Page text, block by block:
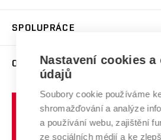
Celoživotní vzdělávání
E-přihláška
Harmonogram akademického roku
Závěrečné práce
Doktorské studium
Zpracování osobních údajů studentů
Sociální bezpečí
Studium bez bariér
Podpora podnikání
Mezinárodní vědecká rada
Systém zajišťování kvality výzkumu
Výzkumné infrastruktury
Transfer znalostí
SPOLUPRÁCE
Zahraniční spolupráce
Spolupráce se školami
Služby univerzity
Mezinárodní dohody
O UNIVERZITĚ
Profil univerzity
Udržitelná univerzita
Podnikavá univerzita / ContriBUTe
Nastavení cookies a
údajů
Soubory cookie používáme
shromažďování a analýze
a používání webu, zajištění
ze sociálních médií a ke